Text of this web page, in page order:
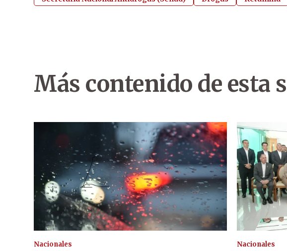
Más contenido de esta
Nacionales Nacionales